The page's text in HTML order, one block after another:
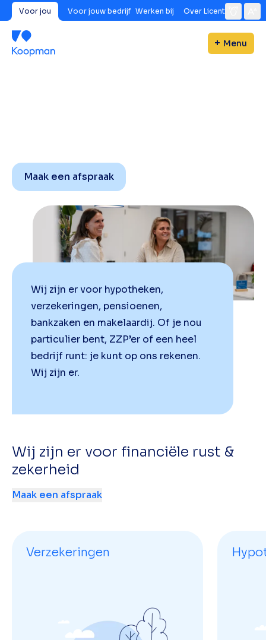
Voor jou Voor jouw bedrijf Werken bij Over Licent
Menu
Maak een afspraak
Wij zijn er voor hypotheken,
verzekeringen, pensioenen,
bankzaken en makelaardij. Of je nou
particulier bent, ZZP’er of een heel
bedrijf runt: je kunt op ons rekenen.
Wij zijn er.
Wij zijn er voor financiële rust &
zekerheid
Maak een afspraak
Verzekeringen